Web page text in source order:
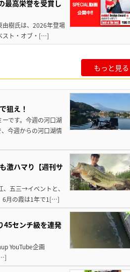
最高栄誉を受賞し
由樹氏は、2026年登場
スト・オブ・[…]
もっと見る
狙え！
です。今週の河口湖
今週からの河口湖情
激ハマり【週刊サ
五三→イベントと、
6月の霞は1年で1[…]
45センチ級を連発
YouTube企画